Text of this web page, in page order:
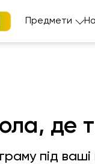
Предмети
де
під ваші